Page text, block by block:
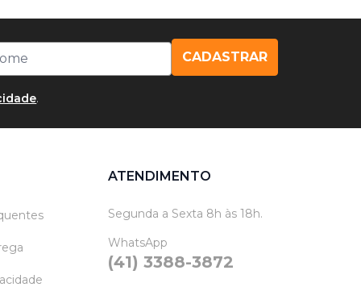
CADASTRAR
.
ATENDIMENTO
Segunda a Sexta 8h às 18h.
WhatsApp
(41) 3388-3872